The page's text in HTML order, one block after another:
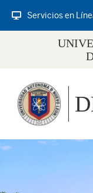
Servicios en